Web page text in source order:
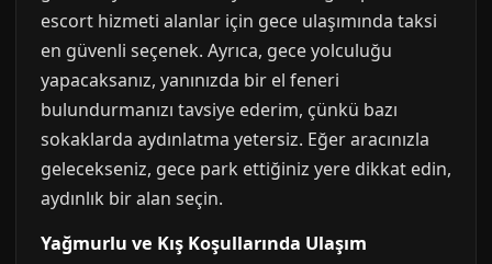
escort hizmeti alanlar için gece ulaşımında taksi
en güvenli seçenek. Ayrıca, gece yolculuğu
yapacaksanız, yanınızda bir el feneri
bulundurmanızı tavsiye ederim, çünkü bazı
sokaklarda aydınlatma yetersiz. Eğer aracınızla
gelecekseniz, gece park ettiğiniz yere dikkat edin,
aydınlık bir alan seçin.
Yağmurlu ve Kış Koşullarında Ulaşım